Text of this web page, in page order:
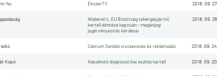
ÉkszerTV 2018. 09. 27
Waberer's, EU Bizottság tehergépjármű
kartell döntése kapcsán - magánjogi
jogérvényesítés kérdései
2018. 09. 26
Calcium Sandoz visszavonás és reklámozás 2018. 09. 24
Kopó Képalkotó diagnosztikai eszköz kartell 2018. 09. 20